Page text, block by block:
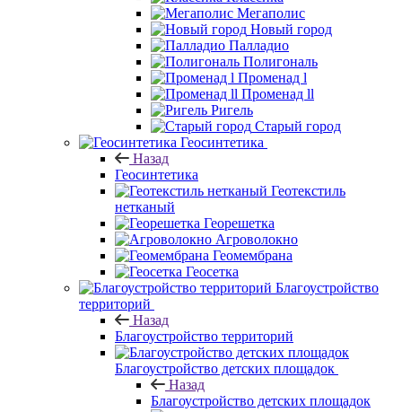
Мегаполис
Новый город
Палладио
Полигональ
Променад l
Променад ll
Ригель
Старый город
Геосинтетика
Назад
Геосинтетика
Геотекстиль
нетканый
Георешетка
Агроволокно
Геомембрана
Геосетка
Благоустройство
территорий
Назад
Благоустройство территорий
Благоустройство детских площадок
Назад
Благоустройство детских площадок